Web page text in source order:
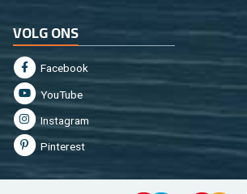
VOLG ONS
Fa­cebook
You­Tu­be
In­st­agram
Pin­te­rest